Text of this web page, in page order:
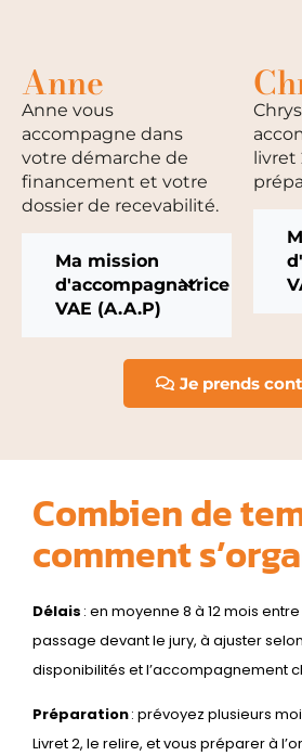
Anne
Anne vous
accompagne dans
votre démarche de
financement et votre
dossier de recevabilité.
Ma mission
d'accompagnatrice
VAE (A.A.P)
livret
Je prends
Combien de
comment
Délais : en moyenne 8 à 12 mois
passage devant le jury, à ajuster
disponibilités et l’accompagnement
Préparation: prévoyez plusieurs
Livret 2, le relire, et vous préparer à